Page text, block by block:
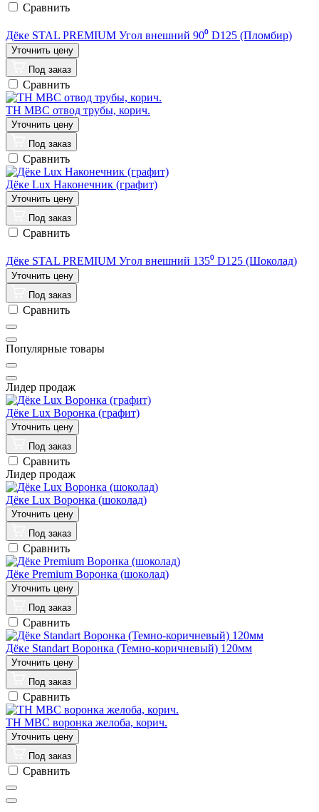
Сравнить
Дёке STAL PREMIUM Угол внешний 90⁰ D125 (Пломбир)
Под заказ
Сравнить
ТН МВС отвод трубы, корич.
Под заказ
Сравнить
Дёке Lux Наконечник (графит)
Под заказ
Сравнить
Дёке STAL PREMIUM Угол внешний 135⁰ D125 (Шоколад)
Под заказ
Сравнить
Популярные товары
Лидер продаж
Дёке Lux Воронка (графит)
Под заказ
Сравнить
Лидер продаж
Дёке Lux Воронка (шоколад)
Под заказ
Сравнить
Дёке Premium Воронка (шоколад)
Под заказ
Сравнить
Дёке Standart Воронка (Темно-коричневый) 120мм
Под заказ
Сравнить
ТН МВС воронка желоба, корич.
Под заказ
Сравнить